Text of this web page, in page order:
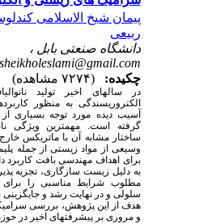
پیمان شیخ الاسلامی
ربیعی
دانشگاه صنعتی بابل ،
چکیده:
در سال­های اخیر تولید
الکتروریسندگی به منظور
آسیب دیده مورد توجه بسیاری از
گرفته است. مهم­ترین ویژگی
ساختار مشابه آن با ماتریکس
وسیعی از مواد زیستی از جمله
برای اهداف مهندسی بافت کاربرد
بهدلیل زیست سازگاری، تجزیه
مطلوب شرایط مناسبی را برای
سلولی و در نهایت رشد و جایگزینی
هدف از این پژوهش، بررسی
و مروری بر پیشرفت­های اخیر در